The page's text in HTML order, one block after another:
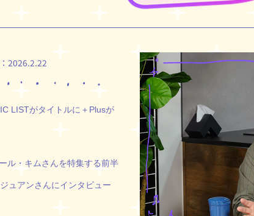
2026.2.22
LISTがタイトルに＋Plusが
ル・キムさんを特集する前半
ュアンさんにインタビュー